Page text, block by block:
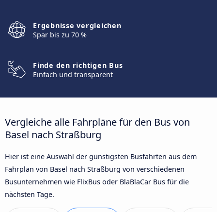
Ergebnisse vergleichen
Spar bis zu 70 %
Finde den richtigen Bus
Einfach und transparent
Vergleiche alle Fahrpläne für den Bus von
Basel nach Straßburg
Hier ist eine Auswahl der günstigsten Busfahrten aus dem
Fahrplan von Basel nach Straßburg von verschiedenen
Busunternehmen wie FlixBus oder BlaBlaCar Bus für die
nächsten Tage.